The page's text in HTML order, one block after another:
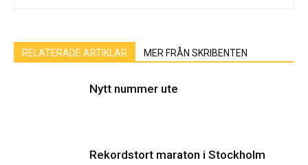
RELATERADE ARTIKLAR MER FRÅN SKRIBENTEN
Nytt nummer ute
Rekordstort maraton i Stockholm